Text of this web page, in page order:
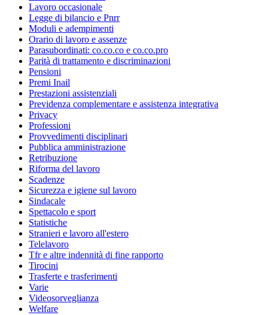
Lavoro occasionale
Legge di bilancio e Pnrr
Moduli e adempimenti
Orario di lavoro e assenze
Parasubordinati: co.co.co e co.co.pro
Parità di trattamento e discriminazioni
Pensioni
Premi Inail
Prestazioni assistenziali
Previdenza complementare e assistenza integrativa
Privacy
Professioni
Provvedimenti disciplinari
Pubblica amministrazione
Retribuzione
Riforma del lavoro
Scadenze
Sicurezza e igiene sul lavoro
Sindacale
Spettacolo e sport
Statistiche
Stranieri e lavoro all'estero
Telelavoro
Tfr e altre indennità di fine rapporto
Tirocini
Trasferte e trasferimenti
Varie
Videosorveglianza
Welfare